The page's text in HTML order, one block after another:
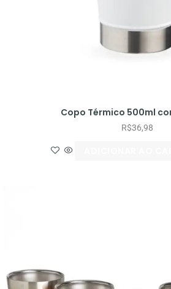
Copo Térmico 500ml
R$36,98